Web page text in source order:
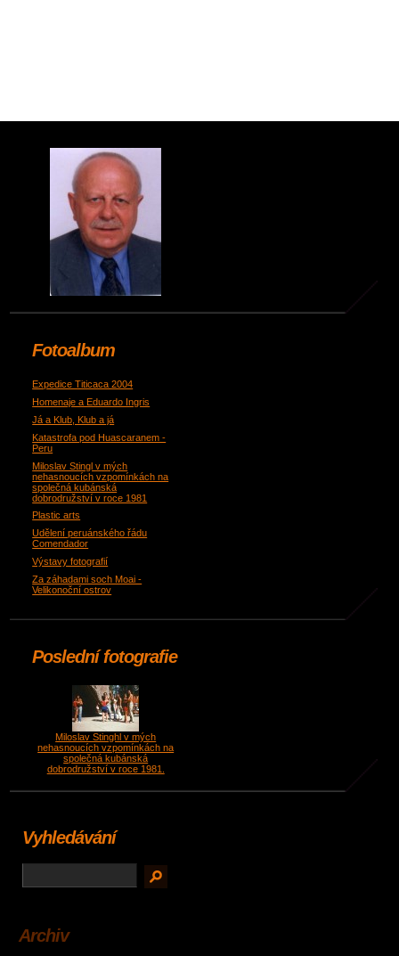
Fotoalbum
Expedice Titicaca 2004
Homenaje a Eduardo Ingris
Já a Klub, Klub a já
Katastrofa pod Huascaranem -
Peru
Miloslav Stingl v mých
nehasnoucích vzpomínkách na
společná kubánská
dobrodružství v roce 1981
Plastic arts
Udělení peruánského řádu
Comendador
Výstavy fotografií
Za záhadami soch Moai -
Velikonoční ostrov
Poslední fotografie
Miloslav Stinghl v mých
nehasnoucích vzpomínkách na
společná kubánská
dobrodružství v roce 1981.
Vyhledávání
Archiv